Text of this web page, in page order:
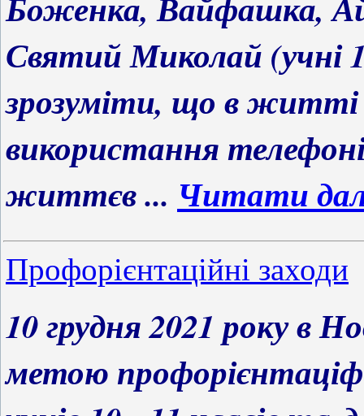
Святий Миколай (учні
зрозуміти, що в житті
використання
життєв... Читати
Профорієнтаційні заходи
10 грудня 2021 року в
метою